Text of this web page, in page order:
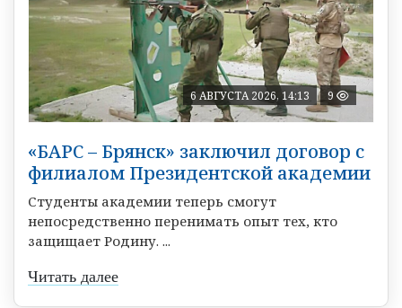
6 АВГУСТА 2026, 14:13 9
«БАРС – Брянск» заключил договор с
филиалом Президентской академии
Студенты академии теперь смогут
непосредственно перенимать опыт тех, кто
защищает Родину. ...
Читать далее